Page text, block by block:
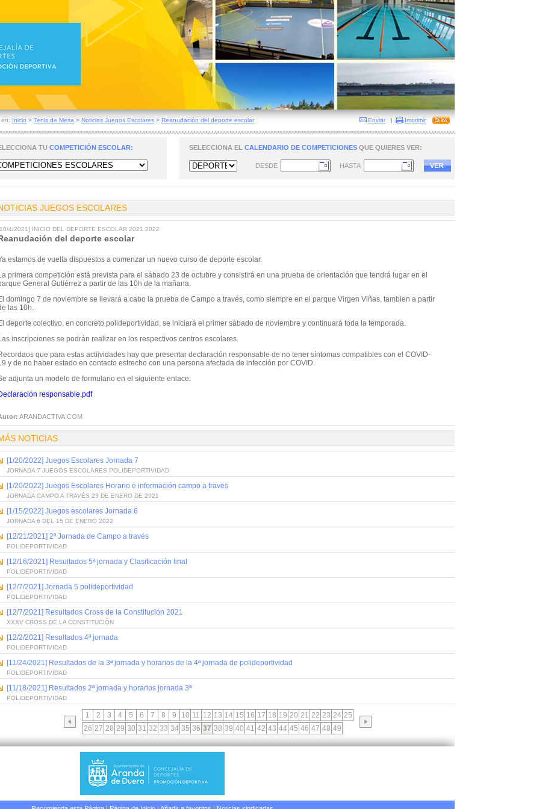
en: Inicio > Tenis de Mesa > Noticias Juegos Escolares > Reanudación del deporte escolar Enviar | Imprimir
TU COMPETICIÓN ESCOLAR: SELECCIONA EL CALENDARIO DE COMPETICIONES QUE QUIERES VER:
DESDE HASTA
JUEGOS ESCOLARES
4/2021] INICIO DEL DEPORTE ESCOLAR 2021.2022
del deporte escolar
estamos de vuelta dispuestos a comenzar un nuevo curso de deporte escolar.
primera competición está prevista para el sábado 23 de octubre y consistirá en una prueba de orientación que tendrá lugar en el
General Gutiérrez a partir de las 10h de la mañana.
domingo 7 de noviembre se llevará a cabo la prueba de Campo a través, como siempre en el parque Virgen Viñas, tambien a partir
las 10h.
deporte colectivo, en concreto polideportividad, se iniciará el primer sábado de noviembre y continuará toda la temporada.
inscripciones se podrán realizar en los respectivos centros escolares.
que para estas actiividades hay que presentar declaración responsable de no tener síntomas compatibles con el COVID-
y de no haber estado en contacto estrecho con una persona afectada de infección por COVID.
adjunta un modelo de formulario en el siguiente enlace:
responsable.pdf
ARANDACTIVA.COM
NOTICIAS
[1/20/2022] Juegos Escolares Jornada 7
JORNADA 7 JUEGOS ESCOLARES POLIDEPORTIVIDAD
[1/20/2022] Juegos Escolares Horario e información campo a traves
JORNADA CAMPO A TRAVÉS 23 DE ENERO DE 2021
[1/15/2022] Juegos escolares Jornada 6
JORNADA 6 DEL 15 DE ENERO 2022
[12/21/2021] 2ª Jornada de Campo a través
POLIDEPORTIVIDAD
[12/16/2021] Resultados 5ª jornada y Clasificación final
POLIDEPORTIVIDAD
[12/7/2021] Jornada 5 polideportividad
POLIDEPORTIVIDAD
[12/7/2021] Resultados Cross de la Constitución 2021
XXXV CROSS DE LA CONSTITUCIÓN
[12/2/2021] Resultados 4ª jornada
POLIDEPORTIVIDAD
[11/24/2021] Resultados de la 3ª jornada y horarios de la 4ª jornada de polideportividad
POLIDEPORTIVIDAD
[11/18/2021] Resultados 2ª jornada y horarios jornada 3ª
POLIDEPORTIVIDAD
1 2 3 4 5 6 7 8 9 10 11 12 13 14 15 16 17 18 19 20 21 22 23 24 25
26 27 28 29 30 31 32 33 34 35 36 37 38 39 40 41 42 43 44 45 46 47 48 49